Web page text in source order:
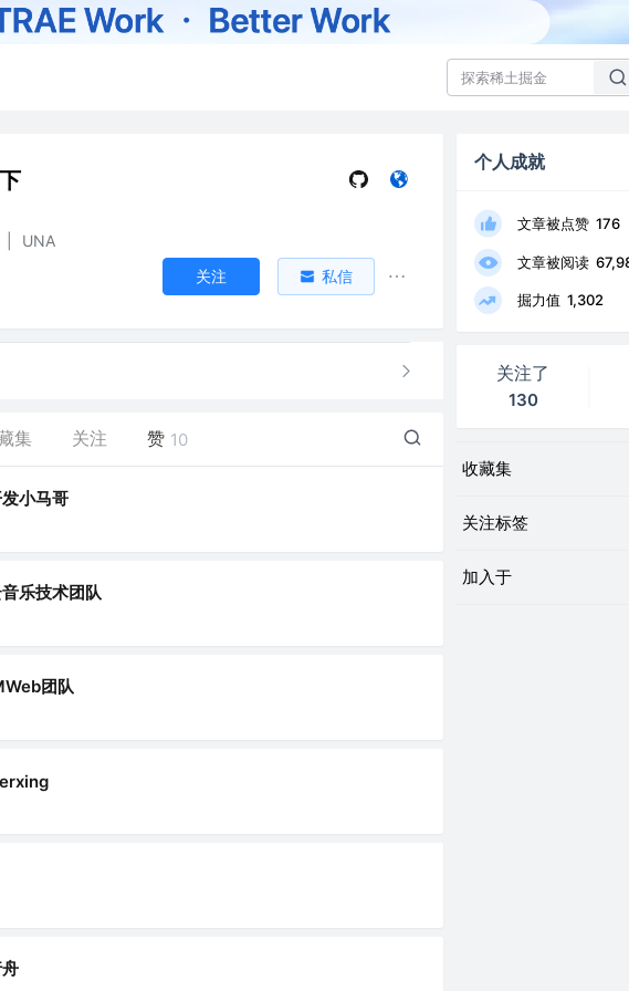
UNA
关注 私信
集 关注 赞 10
小马哥
音乐技术团队
团队
个人成就
文章被点赞 176
文章被阅读
掘力值 1,302
关注了
130
收藏集
关注标签
加入于